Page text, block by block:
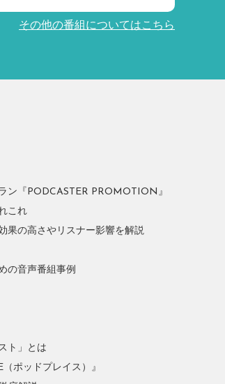
その他の番組についてはこちら
ン『PODCASTER PROMOTION』
これ
果の高さやリスナー影響を解説
の音声番組事例
ト」とは
ポッドプレイス）』